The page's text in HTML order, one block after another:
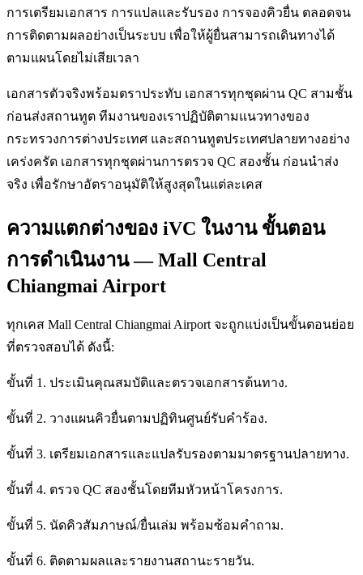
การเตรียมเอกสาร การแปลและรับรอง การจองคิวยื่น ตลอดจน
การติดตามผลอย่างเป็นระบบ เพื่อให้ผู้ยื่นสามารถเดินทางได้
ตามแผนโดยไม่เสียเวลา
เอกสารตัวจริงพร้อมตราประทับ เอกสารทุกชุดผ่าน QC สามชั้น
ก่อนส่งสถานทูต ทีมงานของเราปฏิบัติตามแนวทางของ
กระทรวงการต่างประเทศ และสถานทูตประเทศปลายทางอย่าง
เคร่งครัด เอกสารทุกชุดผ่านการตรวจ QC สองชั้น ก่อนนำส่ง
จริง เพื่อรักษาอัตราอนุมัติให้สูงสุดในแต่ละเคส
ความแตกต่างของ iVC ในงาน ขั้นตอน
การดำเนินงาน — Mall Central
Chiangmai Airport
ทุกเคส Mall Central Chiangmai Airport จะถูกแบ่งเป็นขั้นตอนย่อย
ที่ตรวจสอบได้ ดังนี้:
ขั้นที่ 1. ประเมินคุณสมบัติและตรวจเอกสารต้นทาง.
ขั้นที่ 2. วางแผนคิวยื่นตามปฏิทินศูนย์รับคำร้อง.
ขั้นที่ 3. เตรียมเอกสารและแปลรับรองตามมาตรฐานปลายทาง.
ขั้นที่ 4. ตรวจ QC สองชั้นโดยทีมหัวหน้าโครงการ.
ขั้นที่ 5. นัดคิวสัมภาษณ์/ยื่นเล่ม พร้อมซ้อมคำถาม.
ขั้นที่ 6. ติดตามผลและรายงานสถานะรายวัน.